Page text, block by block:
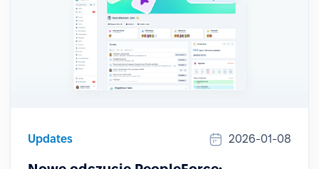
Updates 2026-01-08